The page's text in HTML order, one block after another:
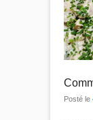
Posté le